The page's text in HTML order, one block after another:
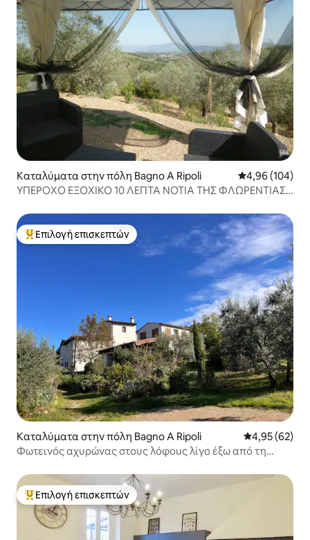
Καταλύματα στην πόλη Bagno A Ripoli Μέση
4,96 (104)
ΥΠΕΡΟΧΟ ΕΞΟΧΙΚΟ 10 ΛΕΠΤΑ ΝΟΤΙΑ ΤΗΣ ΦΛΩΡΕΝΤΙΑΣ
Κορυφαία επιλογή επισκεπτών
Επιλογή επισκεπτών
Καταλύματα στην πόλη Bagno A Ripoli Μέση
4,95 (62)
Φωτεινός αχυρώνας στους λόφους λίγο έξω από τη
Κορυφαία επιλογή επισκεπτών
Επιλογή επισκεπτών